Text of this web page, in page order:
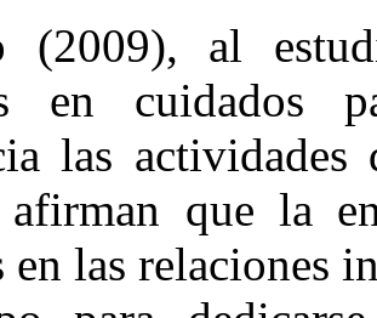
(2009), al
en cuidados
las
afirman que la
en las relaciones